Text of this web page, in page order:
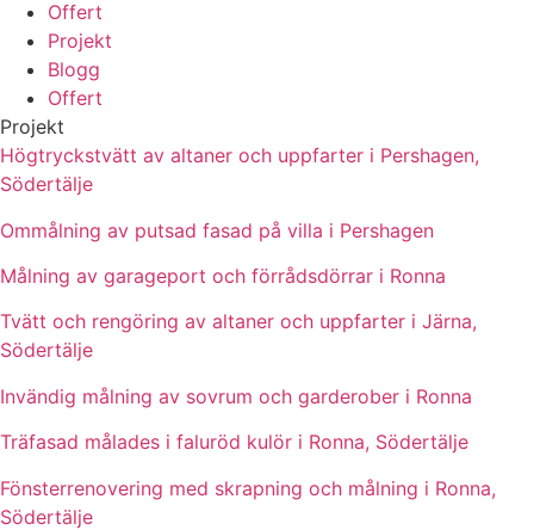
Offert
Projekt
Blogg
Offert
Projekt
Högtryckstvätt av altaner och uppfarter i Pershagen,
Södertälje
Ommålning av putsad fasad på villa i Pershagen
Målning av garageport och förrådsdörrar i Ronna
Tvätt och rengöring av altaner och uppfarter i Järna,
Södertälje
Invändig målning av sovrum och garderober i Ronna
Träfasad målades i faluröd kulör i Ronna, Södertälje
Fönsterrenovering med skrapning och målning i Ronna,
Södertälje